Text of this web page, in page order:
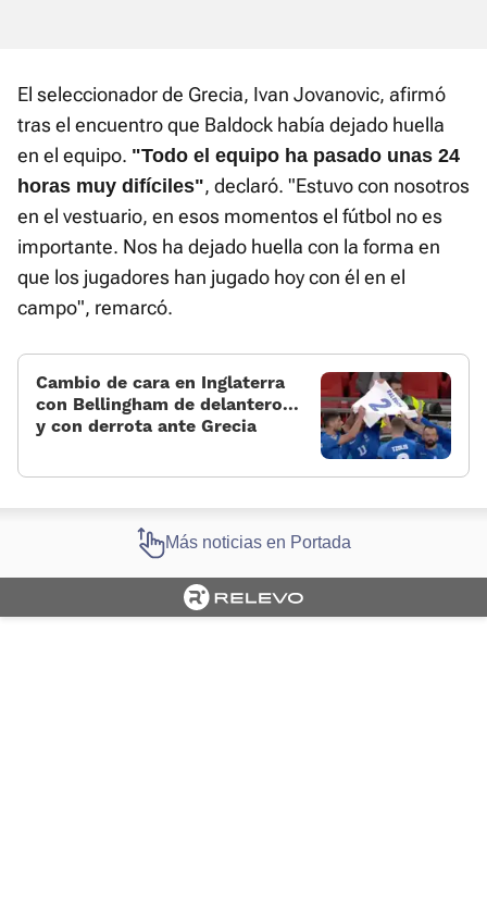
El seleccionador de Grecia, Ivan Jovanovic, afirmó
tras el encuentro que Baldock había dejado huella
en el equipo. "Todo el equipo ha pasado unas 24
horas muy difíciles", declaró. "Estuvo con nosotros
en el vestuario, en esos momentos el fútbol no es
importante. Nos ha dejado huella con la forma en
que los jugadores han jugado hoy con él en el
campo", remarcó.
Cambio de cara en Inglaterra
con Bellingham de delantero...
y con derrota ante Grecia
Más noticias en Portada